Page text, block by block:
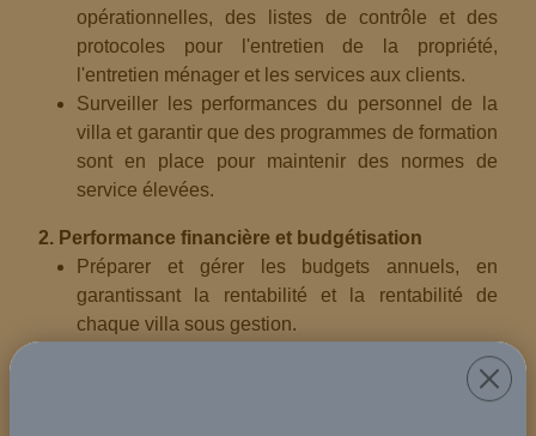
opérationnelles, des listes de contrôle et des
protocoles pour l'entretien de la propriété,
l'entretien ménager et les services aux clients.
Surveiller les performances du personnel de la
villa et garantir que des programmes de formation
sont en place pour maintenir des normes de
service élevées.
2. Performance financière et budgétisation
Préparer et gérer les budgets annuels, en
garantissant la rentabilité et la rentabilité de
chaque villa sous gestion.
Analyser les rapports financiers pour identifier les
tendances et mettre en œuvre des stratégies pour